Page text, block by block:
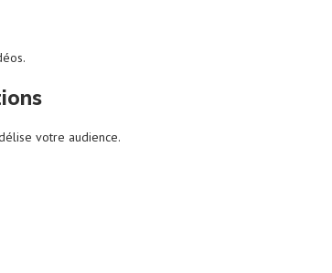
votre audience.